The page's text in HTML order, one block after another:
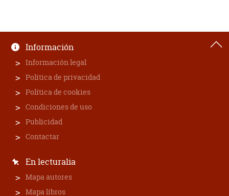
Información
Información legal
Política de privacidad
Política de cookies
Condiciones de uso
Publicidad
Contactar
En lecturalia
Mapa autores
Mapa libros